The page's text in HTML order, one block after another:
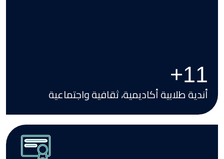
16
+
أندية طلابية أكاديمية، ثقافية واجتماعية
Image